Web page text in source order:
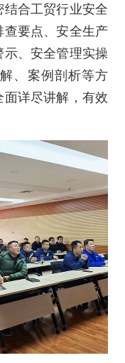
合工贸行业安全
要点、安全生产
示、安全管理实操
、案例剖析等方
详尽讲解，有效